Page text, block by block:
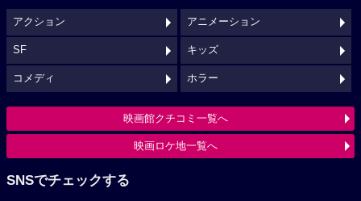
アクション アニメーション
SF キッズ
コメディ ホラー
映画館クチコミ一覧へ
映画ロケ地一覧へ
SNSでチェックする